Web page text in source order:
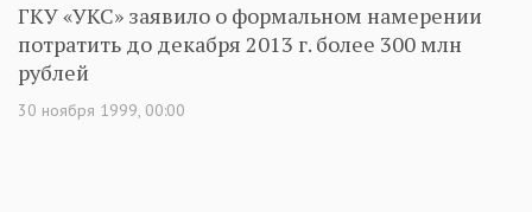
ГКУ «УКС» заявило о формальном намерении
потратить до декабря 2013 г. более 300 млн
рублей
30 ноября 1999, 00:00